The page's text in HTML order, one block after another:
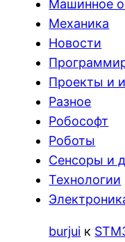
Машинное
Механика
Новости
Проекты и
Разное
Робософт
Роботы
Сенсоры и
Технологии
burjui к